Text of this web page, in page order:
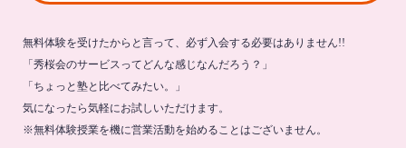
無料体験を受けたからと言って、必ず入会する必要はありません!!
「秀桜会のサービスってどんな感じなんだろう？」
「ちょっと塾と比べてみたい。」
気になったら気軽にお試しいただけます。
※無料体験授業を機に営業活動を始めることはございません。